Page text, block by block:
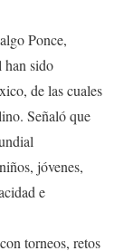
Ponce,
han sido
de las cuales
Señaló que
jóvenes,
e
torneos, retos